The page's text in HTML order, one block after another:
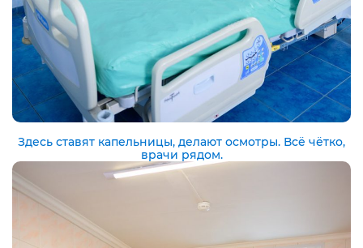
Здесь ставят капельницы, делают осмотры. Всё чётко,
врачи рядом.